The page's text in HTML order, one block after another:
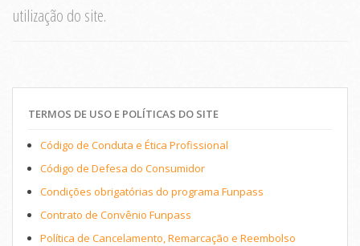
utilização do site.
TERMOS DE USO E POLÍTICAS DO SITE
Código de Conduta e Ética Profissional
Código de Defesa do Consumidor
Condições obrigatórias do programa Funpass
Contrato de Convênio Funpass
Política de Cancelamento, Remarcação e Reembolso